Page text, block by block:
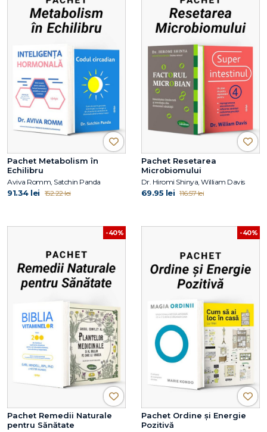
Pachet Metabolism în
Echilibru
Aviva Romm, Satchin Panda
91.34 lei 152.22 lei
Pachet Resetarea
Microbiomului
Dr. Hiromi Shinya, William Davis
69.95 lei 116.57 lei
-40%
Pachet Remedii Naturale
pentru Sănătate
-40%
Pachet Ordine și Energie
Pozitivă